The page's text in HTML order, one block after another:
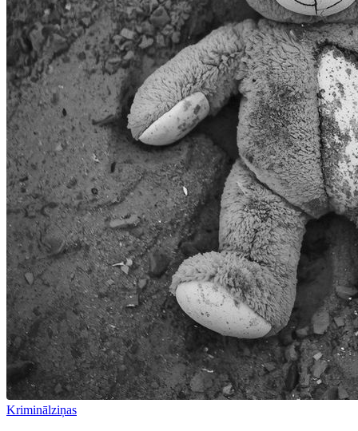
Kriminālziņas